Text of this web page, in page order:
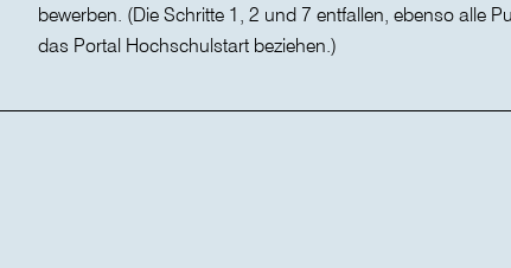
bewerben. (Die Schritte 1, 2 und 7 entfallen, ebenso alle
das Portal Hochschulstart beziehen.)